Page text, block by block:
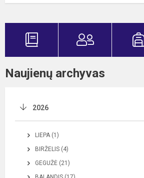
Naujienų archyvas
2026
LIEPA (1)
BIRŽELIS (4)
GEGUŽĖ (21)